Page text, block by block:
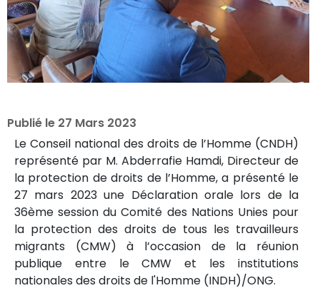
Publié le 27 Mars 2023
Le Conseil national des droits de l’Homme (CNDH)
représenté par M. Abderrafie Hamdi, Directeur de
la protection de droits de l’Homme, a présenté le
27 mars 2023 une Déclaration orale lors de la
36ème session du Comité des Nations Unies pour
la protection des droits de tous les travailleurs
migrants (CMW) à l’occasion de la réunion
publique entre le CMW et les institutions
nationales des droits de l'Homme (INDH)/ONG.